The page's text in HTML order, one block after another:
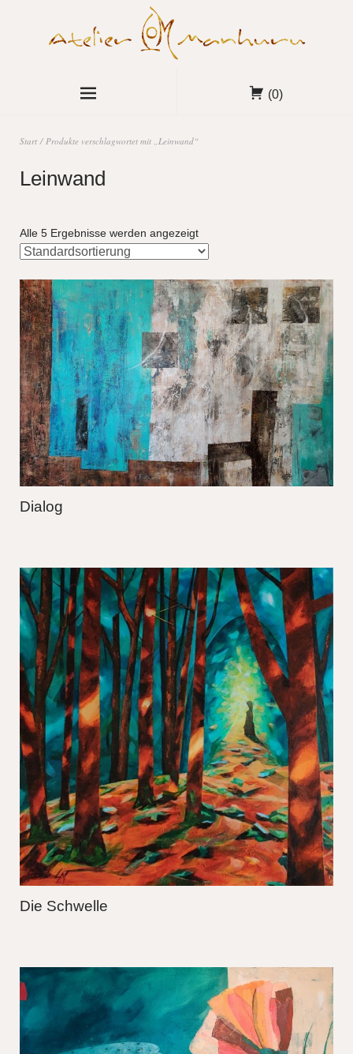
(0)
Start / Produkte verschlagwortet mit „Leinwand“
Leinwand
Alle 5 Ergebnisse werden angezeigt
Dialog
Die Schwelle